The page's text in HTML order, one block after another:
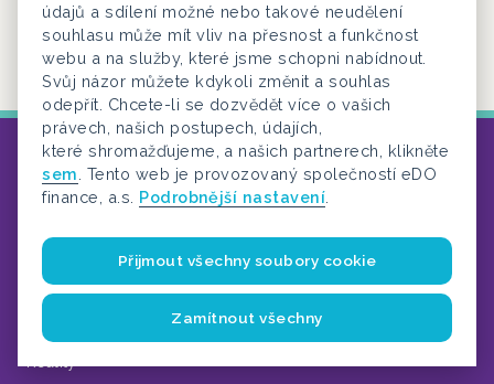
Linky
Finance
Reality
údajů a sdílení možné nebo takové neudělení
souhlasu může mít vliv na přesnost a funkčnost
webu a na služby, které jsme schopni nabídnout.
Svůj názor můžete kdykoli změnit a souhlas
odepřít. Chcete-li se dozvědět více o vašich
právech, našich postupech, údajích,
které shromažďujeme, a našich partnerech, klikněte
sem . Tento web je provozovaný společností eDO
finance, a.s. Podrobnější nastavení
Přijmout všechny soubory cookie
Zamítnout všechny